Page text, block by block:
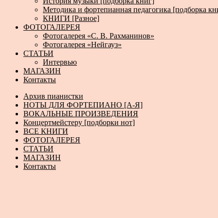
Методика и фортепианная педагогика [подборка
КНИГИ [Разное]
ФОТОГАЛЕРЕЯ
Фотогалерея «С. В. Рахманинов»
Фотогалерея «Нейгауз»
СТАТЬИ
Интервью
МАГАЗИН
Контакты
Архив пианистки
НОТЫ ДЛЯ ФОРТЕПИАНО [А-Я]
ВОКАЛЬНЫЕ ПРОИЗВЕДЕНИЯ
Концертмейстеру [подборки нот]
ВСЕ КНИГИ
ФОТОГАЛЕРЕЯ
СТАТЬИ
МАГАЗИН
Контакты